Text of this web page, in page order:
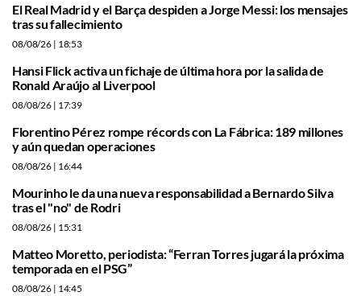
El Real Madrid y el Barça despiden a Jorge Messi: los mensajes
tras su fallecimiento
08/08/26 | 18:53
Hansi Flick activa un fichaje de última hora por la salida de
Ronald Araújo al Liverpool
08/08/26 | 17:39
Florentino Pérez rompe récords con La Fábrica: 189 millones
y aún quedan operaciones
08/08/26 | 16:44
Mourinho le da una nueva responsabilidad a Bernardo Silva
tras el "no" de Rodri
08/08/26 | 15:31
Matteo Moretto, periodista: “Ferran Torres jugará la próxima
temporada en el PSG”
08/08/26 | 14:45